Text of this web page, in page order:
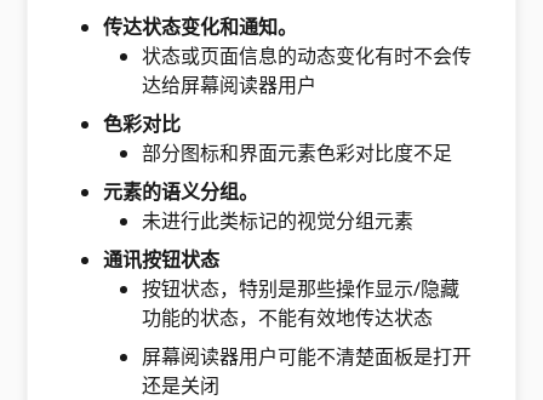
传达状态变化和通知。
状态或页面信息的动态变化有时不会传
达给屏幕阅读器用户
色彩对比
部分图标和界面元素色彩对比度不足
元素的语义分组。
未进行此类标记的视觉分组元素
通讯按钮状态
按钮状态，特别是那些操作显示/隐藏
功能的状态，不能有效地传达状态
屏幕阅读器用户可能不清楚面板是打开
还是关闭